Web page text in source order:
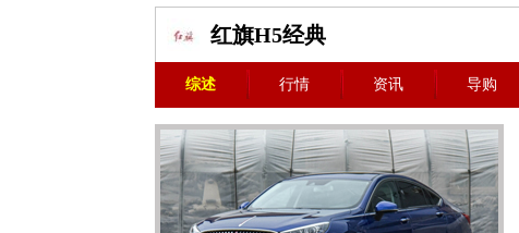
红旗H5经典
综述 行情 资讯 导购